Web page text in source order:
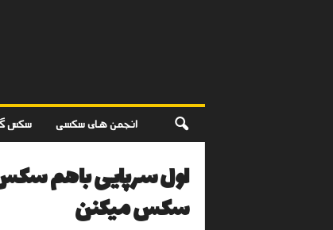
سکس انجمن های سکسی
اول سرپایی باهم
سکس میکنن